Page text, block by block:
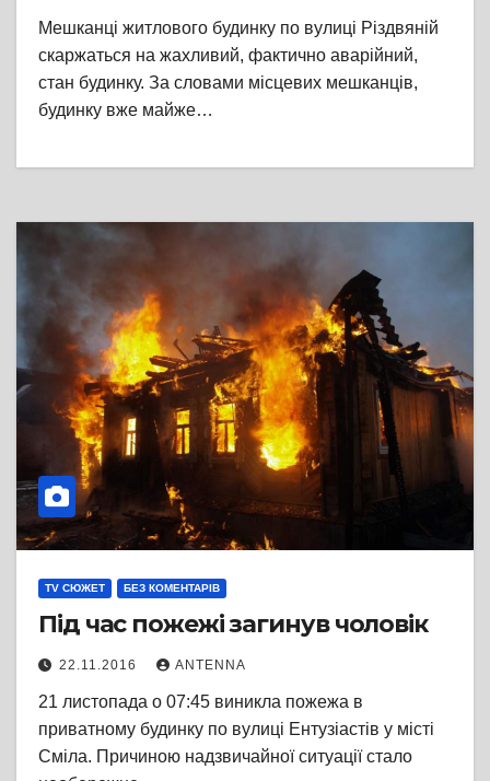
Мешканці житлового будинку по вулиці Різдвяній
скаржаться на жахливий, фактично аварійний,
стан будинку. За словами місцевих мешканців,
будинку вже майже…
TV СЮЖЕТ БЕЗ КОМЕНТАРІВ
Під час пожежі загинув чоловік
22.11.2016 ANTENNA
21 листопада о 07:45 виникла пожежа в
приватному будинку по вулиці Ентузіастів у місті
Сміла. Причиною надзвичайної ситуації стало